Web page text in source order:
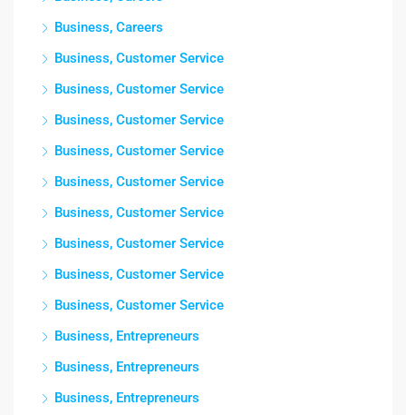
Business, Careers
Business, Customer Service
Business, Customer Service
Business, Customer Service
Business, Customer Service
Business, Customer Service
Business, Customer Service
Business, Customer Service
Business, Customer Service
Business, Customer Service
Business, Entrepreneurs
Business, Entrepreneurs
Business, Entrepreneurs